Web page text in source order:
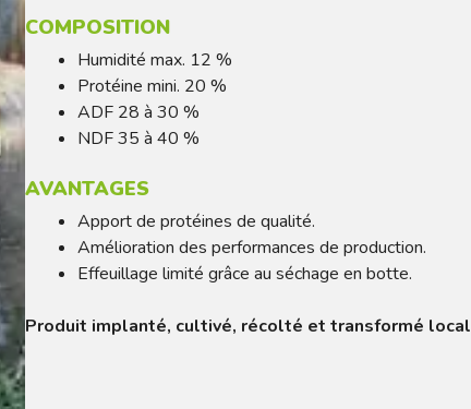
COMPOSITION
Humidité max. 12 %
Protéine mini. 20 %
ADF 28 à 30 %
NDF 35 à 40 %
AVANTAGES
Apport de protéines de qualité.
Amélioration des performances de production.
Effeuillage limité grâce au séchage en botte.
Produit implanté, cultivé, récolté et transformé